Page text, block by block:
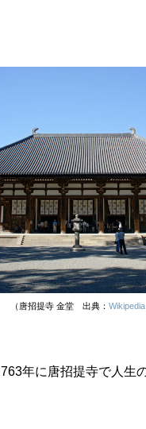
（唐招提寺 金堂 出典： Wikipedia
763年に唐招提寺で人生